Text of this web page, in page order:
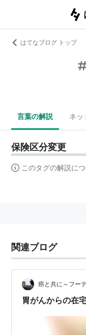
はてなブログ トップ
言葉の解説 ネッ
保険区分変更
このタグの解説に
関連ブログ
癌と共に～フー
胃がんからの在